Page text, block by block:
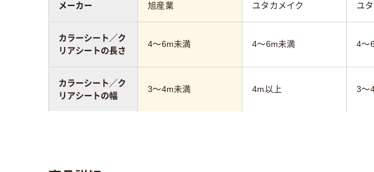
旭産業 ユタカメイク ユ
4～6m未満 4～6m未満 4～
3～4m未満 4m以上 3～
メーカー
カラーシート／ク
リアシートの長さ
カラーシート／ク
リアシートの幅